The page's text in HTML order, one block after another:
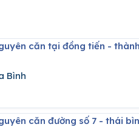
căn tại đồng tiến -
Bình
căn đường số 7 - thái